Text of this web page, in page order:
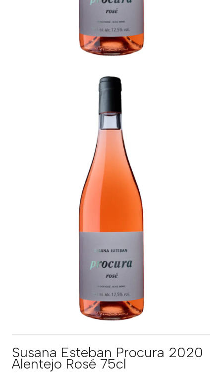
Susana Esteban Procura 2020
Alentejo Rosé 75cl